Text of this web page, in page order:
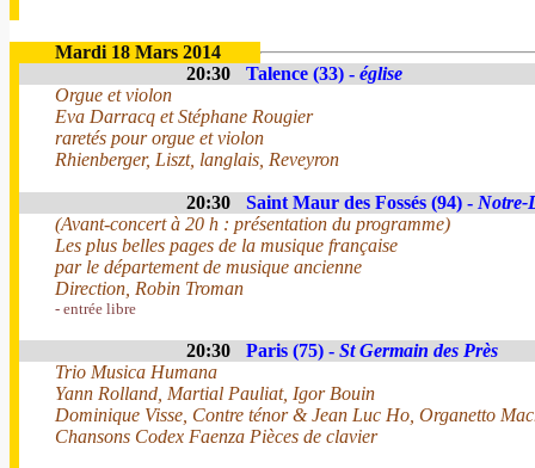
Mardi 18 Mars 2014
20:30
Talence (33) - église
Orgue et violon
Eva Darracq et Stéphane Rougier
raretés pour orgue et violon
Rhienberger, Liszt, langlais, Reveyron
20:30 Saint Maur des Fossés (94) - Notre-
(Avant-concert à 20 h : présentation du programme)
Les plus belles pages de la musique française
par le département de musique ancienne
Direction, Robin Troman
- entrée libre
20:30 Paris (75) - St Germain des Près
Trio Musica Humana
Yann Rolland, Martial Pauliat, Igor Bouin
Dominique Visse, Contre ténor & Jean Luc Ho, Organetto
Chansons Codex Faenza Pièces de clavier